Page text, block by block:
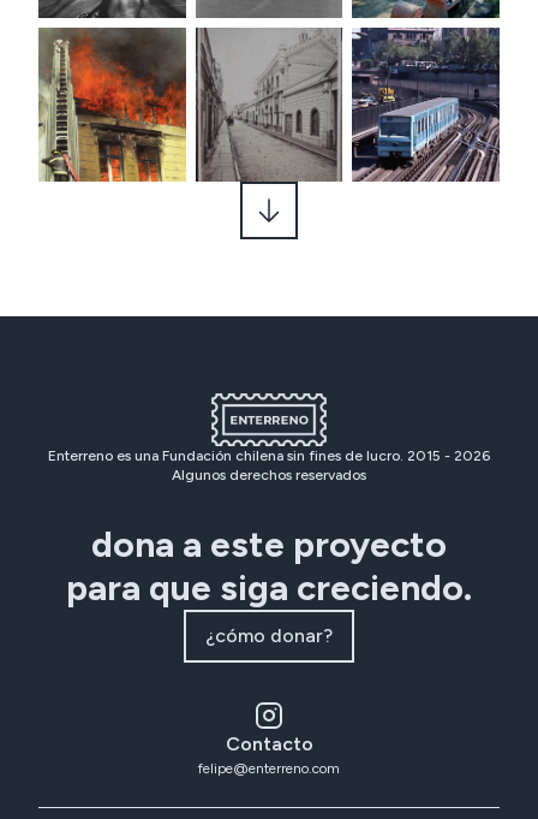
Enterreno es una Fundación chilena sin fines de lucro. 2015 - 2026
Algunos derechos reservados
dona a este proyecto
para que siga creciendo.
¿cómo donar?
Contacto
felipe@enterreno.com